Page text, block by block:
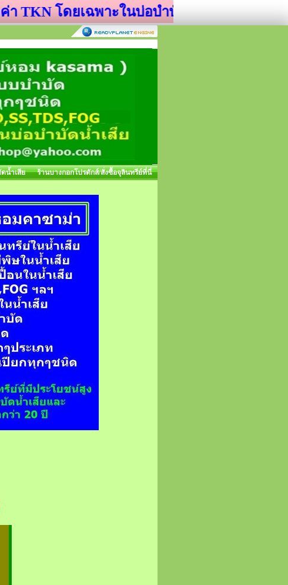
โดยเฉพาะในบ่อบำบัดน้ำเสีย
น้ำเสีย
ร้านบางกอกโปรดักส์/สั่งซื้อจุลินทรีย์ที่นี่